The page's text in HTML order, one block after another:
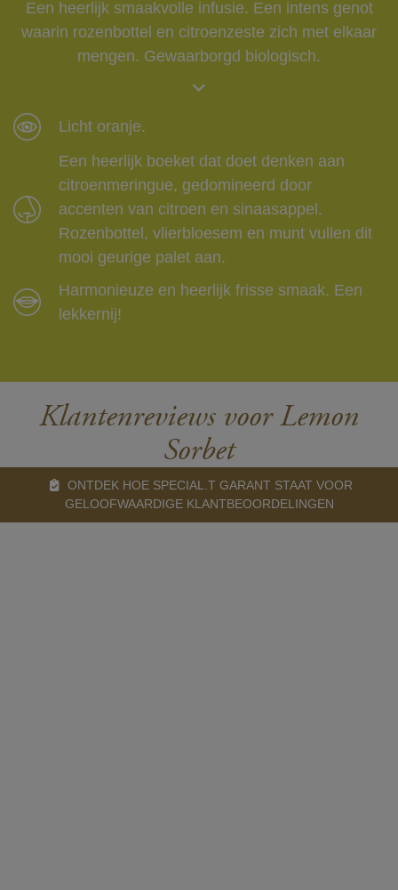
Een heerlijk smaakvolle infusie. Een intens genot
waarin rozenbottel en citroenzeste zich met elkaar
mengen. Gewaarborgd biologisch.
Licht oranje.
Een heerlijk boeket dat doet denken aan
citroenmeringue, gedomineerd door
accenten van citroen en sinaasappel.
Rozenbottel, vlierbloesem en munt vullen dit
mooi geurige palet aan.
Harmonieuze en heerlijk frisse smaak. Een
lekkernij!
Klantenreviews voor Lemon
Sorbet
ONTDEK HOE SPECIAL.T GARANT STAAT VOOR
GELOOFWAARDIGE KLANTBEOORDELINGEN